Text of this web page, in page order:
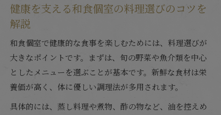
健康を支える和食個室の料理選びのコツを
解説
和食個室で健康的な食事を楽しむためには、料理選びが
大きなポイントです。まずは、旬の野菜や魚介類を中心
としたメニューを選ぶことが基本です。新鮮な食材は栄
養価が高く、体に優しい調理法が多用されます。
具体的には、蒸し料理や煮物、酢の物など、油を控えめ